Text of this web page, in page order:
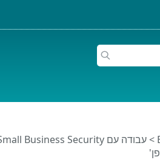
>עבודה עם ESET Small Business Security